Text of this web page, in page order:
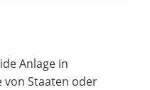
Anlage in
von Staaten oder